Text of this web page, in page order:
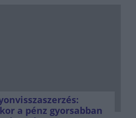
a pénz gyorsabban